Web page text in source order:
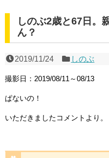
しのぶ2歳と67日。
ん？
2019/11/24 しのぶ
撮影日：2019/08/11～08/13
ぱないの！
いただきましたコメントより。